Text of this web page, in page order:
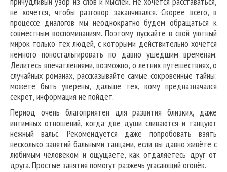
не хочется, чтобы разговор заканчивался. Скорее всего, в
процессе диалогов мы неоднократно будем обращаться к
совместным воспоминаниям. Поэтому пускайте в свой уютный
мирок только тех людей, с которыми действительно хочется
немного поностальгировать по давно ушедшим временам.
Делитесь впечатлениями, возможно, о летних путешествиях, о
случайных романах, рассказывайте самые сокровенные тайны:
можете быть уверены, дальше тех, кому предназначался
секрет, информация не пойдёт.
Период очень благоприятен для развития близких, даже
интимных отношений, когда две души сливаются и танцуют
нежный вальс. Рекомендуется даже попробовать взять
несколько занятий бальными танцами, если вы давно живёте с
любимым человеком и ощущаете, как отдаляетесь друг от
друга. Простые занятия помогут разжечь угасающий огонёк.